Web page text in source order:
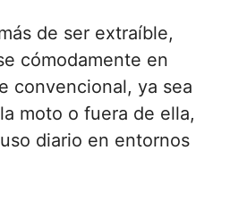
de ser extraíble,
cómodamente en
convencional, ya sea
moto o fuera de ella,
diario en entornos